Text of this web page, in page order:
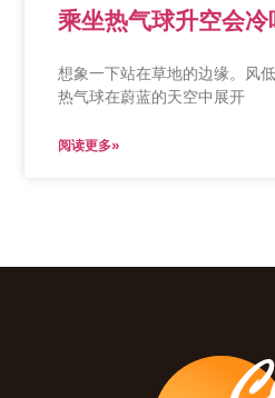
乘坐热气球升空会冷
想象一下站在草地的边缘。风
热气球在蔚蓝的天空中展开
阅读更多»